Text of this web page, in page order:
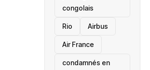
congolais
Rio Airbus
Air France
condamnés en